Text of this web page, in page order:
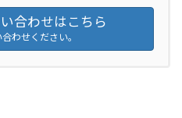
合わせはこちら
わせください。